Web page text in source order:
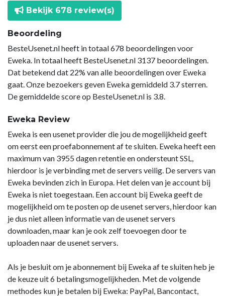
Bekijk 678 review(s)
Beoordeling
BesteUsenet.nl heeft in totaal 678 beoordelingen voor
Eweka. In totaal heeft BesteUsenet.nl 3137 beoordelingen.
Dat betekend dat 22% van alle beoordelingen over Eweka
gaat. Onze bezoekers geven Eweka gemiddeld 3.7 sterren.
De gemiddelde score op BesteUsenet.nl is 3.8.
Eweka Review
Eweka is een usenet provider die jou de mogelijkheid geeft
om eerst een proefabonnement af te sluiten. Eweka heeft een
maximum van 3955 dagen retentie en ondersteunt SSL,
hierdoor is je verbinding met de servers veilig. De servers van
Eweka bevinden zich in Europa. Het delen van je account bij
Eweka is niet toegestaan. Een account bij Eweka geeft de
mogelijkheid om te posten op de usenet servers, hierdoor kan
je dus niet alleen informatie van de usenet servers
downloaden, maar kan je ook zelf toevoegen door te
uploaden naar de usenet servers.
Als je besluit om je abonnement bij Eweka af te sluiten heb je
de keuze uit 6 betalingsmogelijkheden. Met de volgende
methodes kun je betalen bij Eweka: PayPal, Bancontact,